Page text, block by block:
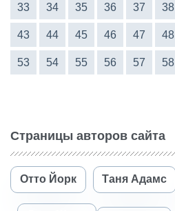
33 34 35 36 37 38
43 44 45 46 47 48
53 54 55 56 57 58
Страницы авторов сайта
Отто Йорк Таня Адамс